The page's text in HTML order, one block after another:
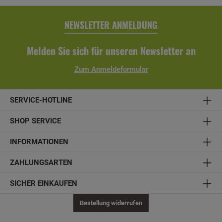
NEWSLETTER ANMELDUNG
Melden Sie sich für unseren Newsletter an
Zum Anmeldeformular
SERVICE-HOTLINE
SHOP SERVICE
INFORMATIONEN
ZAHLUNGSARTEN
SICHER EINKAUFEN
Bestellung widerrufen